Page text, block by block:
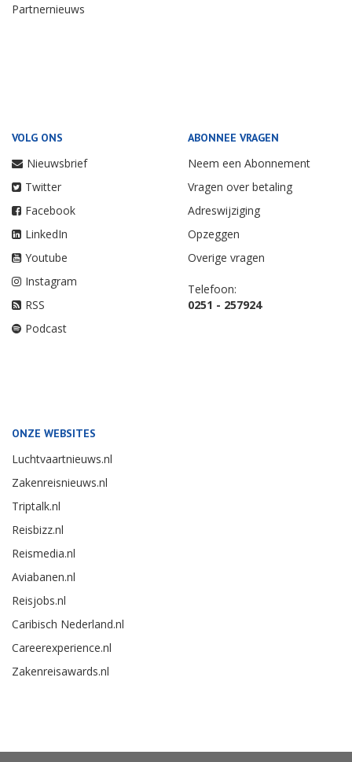
Partnernieuws
VOLG ONS
Nieuwsbrief
Twitter
Facebook
LinkedIn
Youtube
Instagram
RSS
Podcast
ABONNEE VRAGEN
Neem een Abonnement
Vragen over betaling
Adreswijziging
Opzeggen
Overige vragen
Telefoon:
0251 - 257924
ONZE WEBSITES
Luchtvaartnieuws.nl
Zakenreisnieuws.nl
Triptalk.nl
Reisbizz.nl
Reismedia.nl
Aviabanen.nl
Reisjobs.nl
Caribisch Nederland.nl
Careerexperience.nl
Zakenreisawards.nl